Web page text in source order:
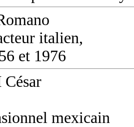
italien,
et 1976
mexicain